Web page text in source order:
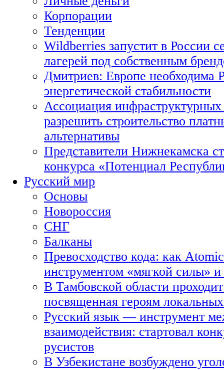
Корпорации
Тенденции
Wildberries запустит в России
лагерей под собственным
Дмитриев: Европе необходима
энергетической стабильности
Ассоциация
разрешить строительство
альтернативы
Представители Нижнекамска
конкурса «Потенциал
Русский мир
Основы
Новороссия
СНГ
Балканы
Превосходство кода: как
инструментом «мягкой силы» и
В Тамбовской области
посвященная героям
Русский язык — инструмент
взаимодействия: стартовал
русистов
В Узбекистане возбуждено